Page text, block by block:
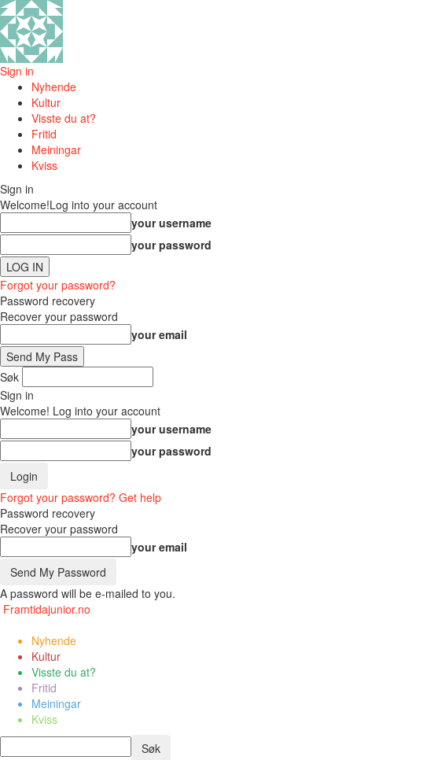
Sign in
Nyhende
Kultur
Visste du at?
Fritid
Meiningar
Kviss
Sign in
Welcome!Log into your account
your username
your password
Forgot your password?
Password recovery
Recover your password
your email
Søk
Sign in
Welcome! Log into your account
your username
your password
Forgot your password? Get help
Password recovery
Recover your password
your email
A password will be e-mailed to you.
Framtidajunior.no
Nyhende
Kultur
Visste du at?
Fritid
Meiningar
Kviss